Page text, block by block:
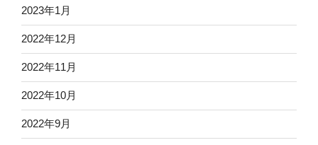
2023年1月
2022年12月
2022年11月
2022年10月
2022年9月